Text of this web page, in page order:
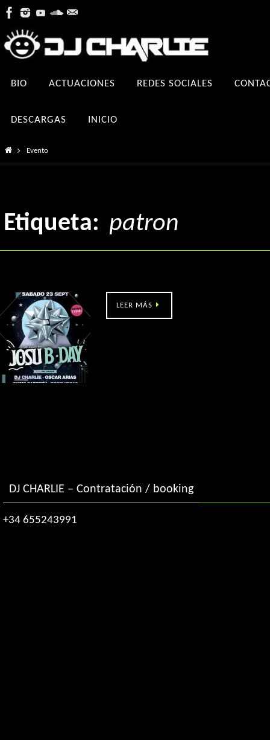
contenido
BIO ACTUACIONES REDES SOCIALES
DESCARGAS INICIO
InicioEvento
Etiqueta: patron
LEER MÁS
DJ CHARLIE – Contratación / booking
+34 655243991